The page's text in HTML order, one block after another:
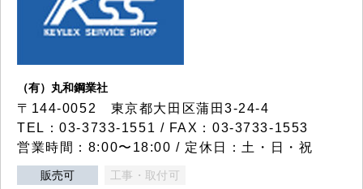
（有）丸和鋼業社
〒144-0052 東京都大田区蒲田3-24-4
TEL：03-3733-1551 / FAX：03-3733-1553
営業時間：8:00〜18:00 / 定休日：土・日・祝
販売可 工事・取付可